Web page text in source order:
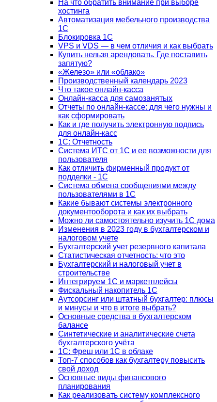
На что обратить внимание при выборе
хостинга
Автоматизация мебельного производства
1С
Блокировка 1С
VPS и VDS — в чем отличия и как выбрать
Купить нельзя арендовать. Где поставить
запятую?
«Железо» или «облако»
Производственный календарь 2023
Что такое онлайн-касса
Онлайн-касса для самозанятых
Отчеты по онлайн-кассе: для чего нужны и
как сформировать
Как и где получить электронную подпись
для онлайн-касс
1С: Отчетность
Система ИТС от 1С и ее возможности для
пользователя
Как отличить фирменный продукт от
подделки - 1С
Система обмена сообщениями между
пользователями в 1С
Какие бывают системы электронного
документооборота и как их выбрать
Можно ли самостоятельно изучить 1С дома
Изменения в 2023 году в бухгалтерском и
налоговом учете
Бухгалтерский учет резервного капитала
Статистическая отчетность: что это
Бухгалтерский и налоговый учет в
строительстве
Интегрируем 1С и маркетплейсы
Фискальный накопитель 1С
Аутсорсинг или штатный бухгалтер: плюсы
и минусы и что в итоге выбрать?
Основные средства в бухгалтерском
балансе
Синтетические и аналитические счета
бухгалтерского учёта
1C: Фреш или 1С в облаке
Топ-7 способов как бухгалтеру повысить
свой доход
Основные виды финансового
планирования
Как реализовать систему комплексного